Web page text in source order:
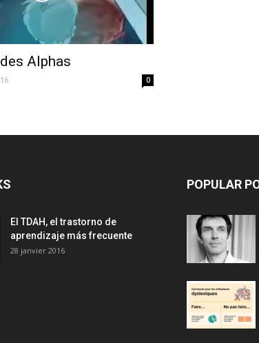
Alphas
0
El TDAH, el trastorno de
aprendizaje más frecuente
28 janvier 2016
POPULAR